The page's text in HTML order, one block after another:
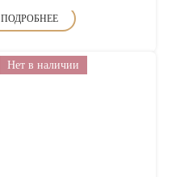
ПОДРОБНЕЕ
Нет в наличии